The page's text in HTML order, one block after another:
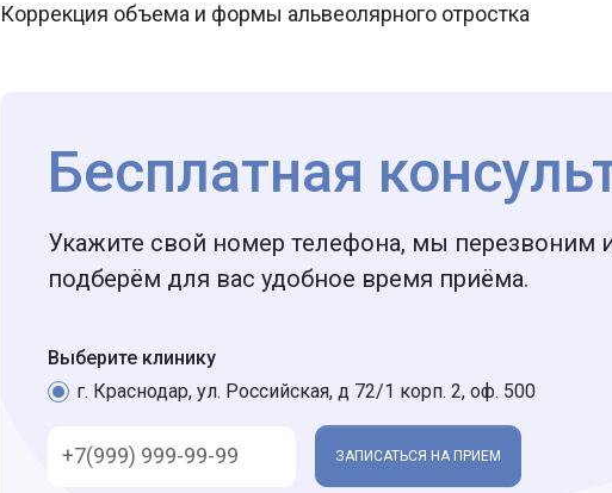
Коррекция объема и формы альвеолярного отростка
Бесплатная
Укажите свой номер телефона, мы перезвоним
подберём для вас удобное время приёма.
Выберите клинику
г. Краснодар, ул. Российская, д 72/1 корп. 2, оф. 500
ЗАПИСАТЬСЯ НА ПРИЕМ